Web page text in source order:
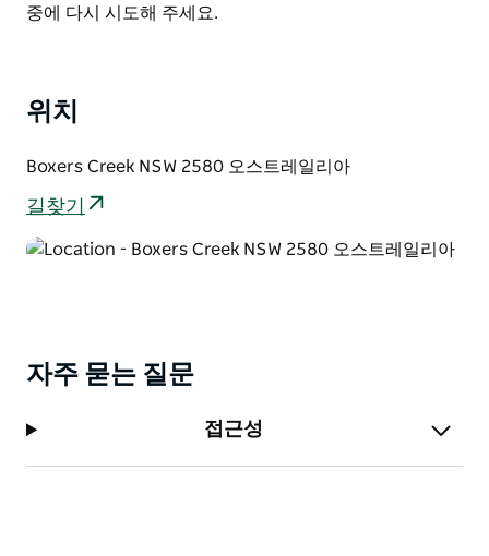
Sanctuary의 주요 계곡은 George's Creek(1890년대 지
이 있습니다. 풀이 우거진 삼림 지대 생태계의 일부로 멋
진 금조류 붉은 꼬리 및 노랑 꼬리 검은 앵무새 유황 볏 및
및 고아나 야생 사슴 등.. The Sanctuary에는 5가지 종류
의 생태계가 있습니다. 호주 남동부의 더 큰 그림에서 볼
때 유럽의 침략 이후 광범위한 개간 및 기후 변화로 인해
List
중에 다시 시도해 주세요.
위치
Boxers Creek NSW 2580 오스트레일리아
길찾기
자주 묻는 질문
접근성